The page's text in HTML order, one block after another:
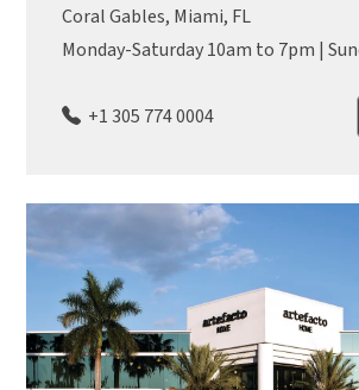
Coral Gables, Miami, FL
Monday-Saturday 10am to 7pm |
+1 305 774 0004